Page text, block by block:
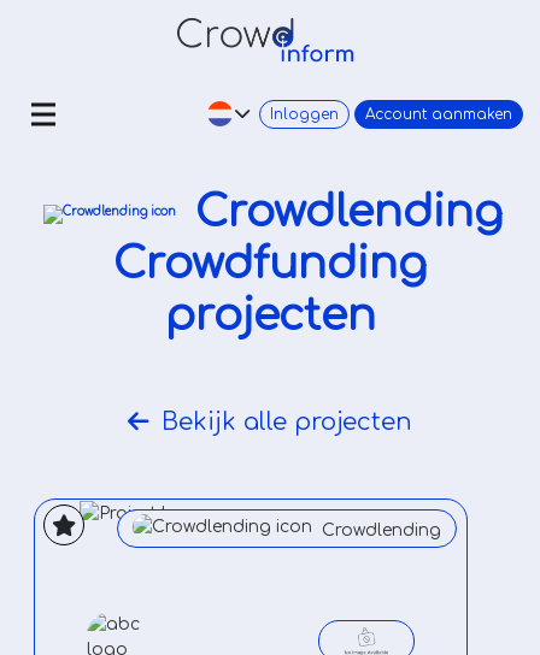
Inloggen Account aanmaken
Crowdlending
Crowdfunding
projecten
Bekijk alle projecten
Crowdlending